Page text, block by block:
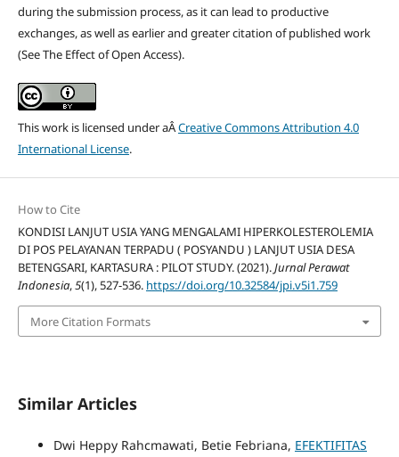
during the submission process, as it can lead to productive
exchanges, as well as earlier and greater citation of published work
(See The Effect of Open Access).
This work is licensed under aÂCreative Commons Attribution 4.0
International License.
How to Cite
KONDISI LANJUT USIA YANG MENGALAMI HIPERKOLESTEROLEMIA
DI POS PELAYANAN TERPADU ( POSYANDU ) LANJUT USIA DESA
BETENGSARI, KARTASURA : PILOT STUDY. (2021).Jurnal Perawat
Indonesia,5(1), 527-536. https://doi.org/10.32584/jpi.v5i1.759
More Citation Formats
Similar Articles
Dwi Heppy Rahcmawati, Betie Febriana, EFEKTIFITAS